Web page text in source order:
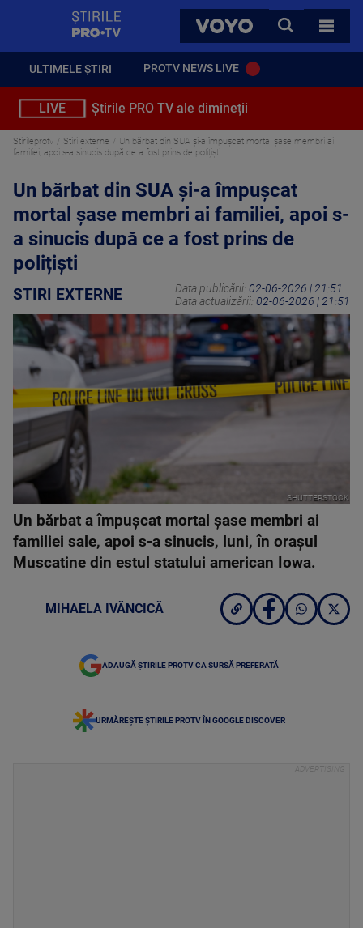
VOYO
CAUTA
TOATE
ULTIMELE ȘTIRI PROTV NEWS LIVE
LIVE Știrile PRO TV ale dimineții
Stirileprotv Stiri externe
Un bărbat din SUA și-a împuşcat mortal şase membri ai
familiei, apoi s-a sinucis după ce a fost prins de polițiști
Un bărbat din SUA și-a împuşcat
mortal şase membri ai familiei, apoi s-
a sinucis după ce a fost prins de
polițiști
STIRI EXTERNE Data publicării: 02-06-2026 | 21:51
Data actualizării: 02-06-2026 | 21:51
SHUTTERSTOCK
Un bărbat a împuşcat mortal şase membri ai
familiei sale, apoi s-a sinucis, luni, în oraşul
Muscatine din estul statului american Iowa.
MIHAELA IVĂNCICĂ
ADAUGĂ ȘTIRILE PROTV CA SURSĂ PREFERATĂ
URMĂREȘTE ȘTIRILE PROTV ÎN GOOGLE DISCOVER